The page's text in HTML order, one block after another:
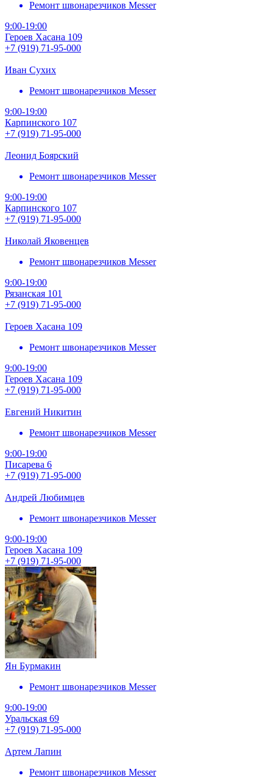
Ремонт швонарезчиков Messer
9:00-19:00
Героев Хасана 109
+7 (919) 71-95-000
Иван Сухих
Ремонт швонарезчиков Messer
9:00-19:00
Карпинского 107
+7 (919) 71-95-000
Леонид Боярский
Ремонт швонарезчиков Messer
9:00-19:00
Карпинского 107
+7 (919) 71-95-000
Николай Яковенцев
Ремонт швонарезчиков Messer
9:00-19:00
Рязанская 101
+7 (919) 71-95-000
Героев Хасана 109
Ремонт швонарезчиков Messer
9:00-19:00
Героев Хасана 109
+7 (919) 71-95-000
Евгений Никитин
Ремонт швонарезчиков Messer
9:00-19:00
Писарева 6
+7 (919) 71-95-000
Андрей Любимцев
Ремонт швонарезчиков Messer
9:00-19:00
Героев Хасана 109
+7 (919) 71-95-000
Ян Бурмакин
Ремонт швонарезчиков Messer
9:00-19:00
Уральская 69
+7 (919) 71-95-000
Артем Лапин
Ремонт швонарезчиков Messer